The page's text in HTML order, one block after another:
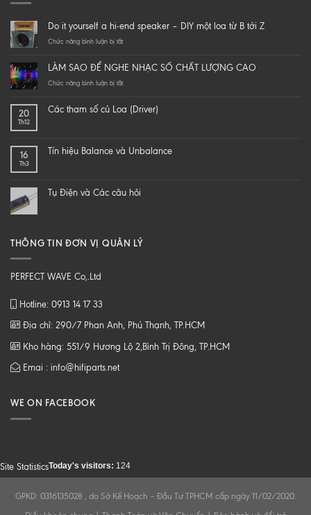
Do it yourself a hi-end speaker – DIY một loa từ B tới Z
Chức năng bình luận bị tắtở
yourself
a
speaker
loa
Z
LÀM SAO ĐỂ NGHE NHẠC SỐ CHẤT LƯỢNG CAO
Chức năng bình luận bị tắtở
ĐỂ
CHẤT
20
Th12
Các tham số củ Loa (Driver)
16
Th3
Tín hiệu Balance và Unbalance
Tụ Điện và Các câu hỏi
THÔNG TIN ĐƠN VỊ QUẢN LÝ
PERFECT WAVE Co,.Ltd
Hotline: 0913 14 17 33
Địa chỉ: 290/7 Phan Anh, Phú Thạnh, TP.HCM
Kho hàng: 551/9 Hương Lộ 2,Bình Trị Đông, TP.HCM
Emai : info@hifiparts.net
WE ON FACEBOOK
Site StatisticsToday's visitors: 124
GPKD: 0316135028 , do Sở Kế Hoạch – Đầu Tư TPHCM cấp ngày 11/02/2020.